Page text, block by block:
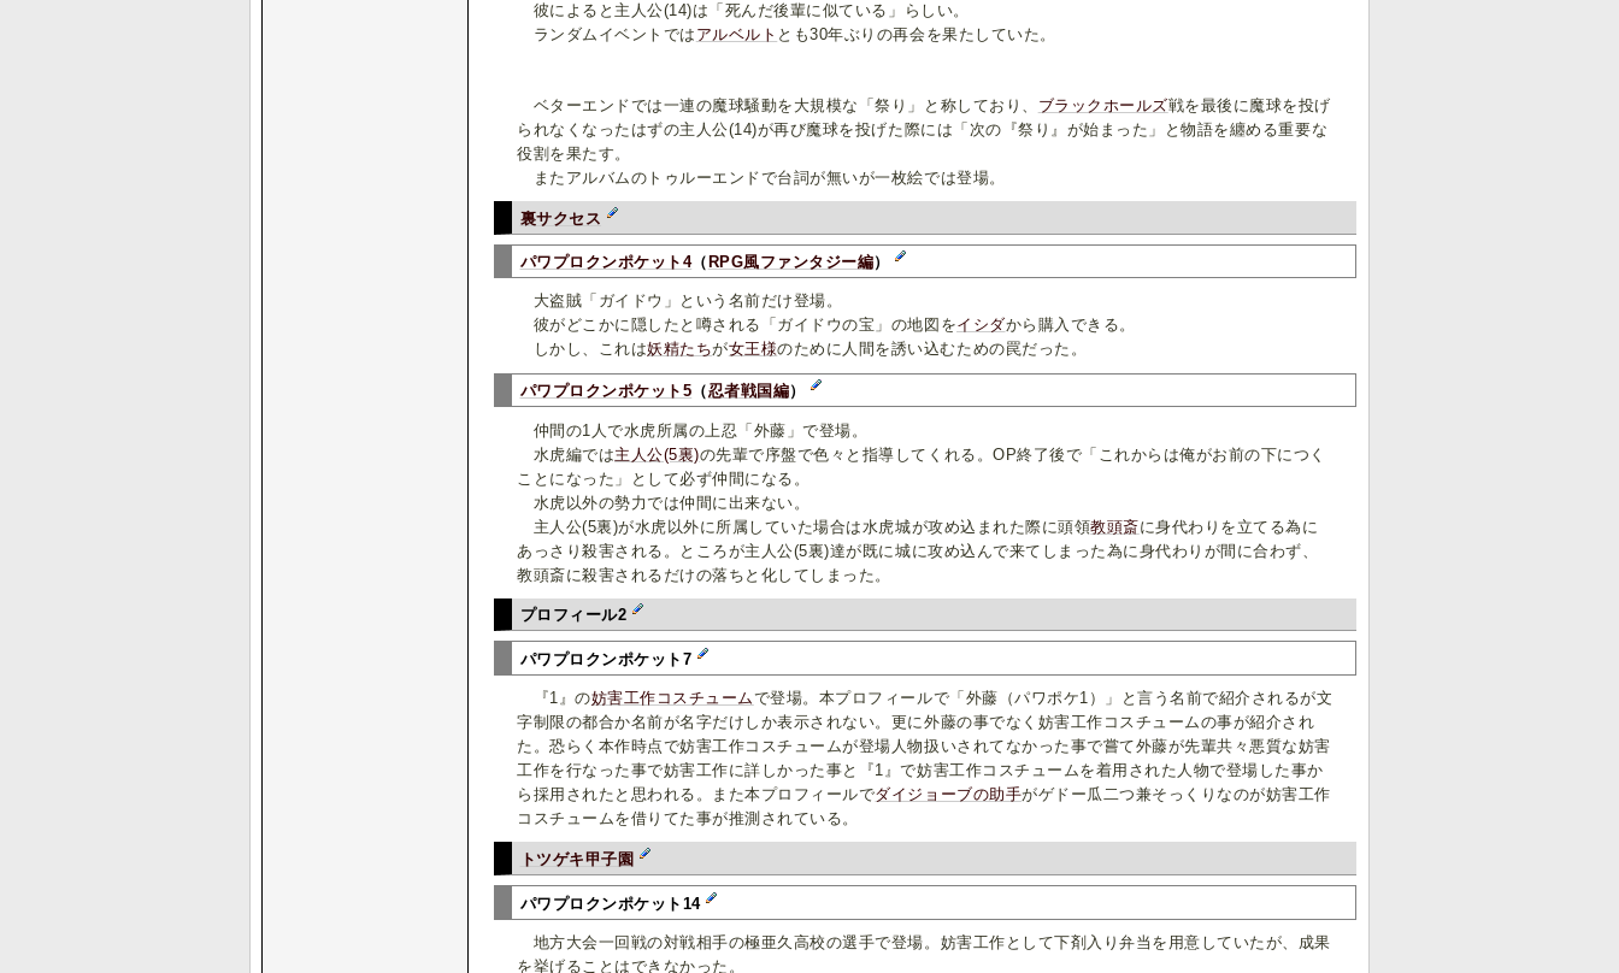
彼によると主人公(14)は「死んだ後輩に似ている」らしい。
ランダムイベントでは アルベルト とも30年ぶりの再会を果たしていた。
ベターエンドでは一連の魔球騒動を大規模な「祭り」と称しており、 ブラックホールズ戦を最後に魔球を投げ
られなくなったはずの主人公(14)が再び魔球を投げた際には「次の『祭り』が始まった」と物語を纏める重要な
役割を果たす。
またアルバムのトゥルーエンドで台詞が無いが一枚絵では登場。
裏サクセス
パワプロクンポケット4（ RPG風ファンタジー編）
大盗賊「ガイドウ」という名前だけ登場。
彼がどこかに隠したと噂される「ガイドウの宝」の地図をイシダから購入できる。
しかし、これは妖精たちが女王様のために人間を誘い込むための罠だった。
パワプロクンポケット5 （忍者戦国編）
仲間の1人で水虎所属の上忍「外藤」で登場。
水虎編では主人公(5裏)の先輩で序盤で色々と指導してくれる。OP終了後で「これからは俺がお前の下につく
ことになった」として必ず仲間になる。
水虎以外の勢力では仲間に出来ない。
主人公(5裏)が水虎以外に所属していた場合は水虎城が攻め込まれた際に頭領教頭斎に身代わりを立てる為に
あっさり殺害される。ところが主人公(5裏)達が既に城に攻め込んで来てしまった為に身代わりが間に合わず、
教頭斎に殺害されるだけの落ちと化してしまった。
プロフィール2
パワプロクンポケット7
『1』の妨害工作コスチュームで登場。本プロフィールで「外藤（パワポケ1）」と言う名前で紹介されるが文
字制限の都合か名前が名字だけしか表示されない。更に外藤の事でなく妨害工作コスチュームの事が紹介され
た。恐らく本作時点で妨害工作コスチュームが登場人物扱いされてなかった事で嘗て外藤が先輩共々悪質な妨害
工作を行なった事で妨害工作に詳しかった事と『1』で妨害工作コスチュームを着用された人物で登場した事か
ら採用されたと思われる。また本プロフィールでダイジョーブの助手がゲドー瓜二つ兼そっくりなのが妨害工作
コスチュームを借りてた事が推測されている。
トツゲキ甲子園
パワプロクンポケット14
地方大会一回戦の対戦相手の極亜久高校の選手で登場。妨害工作として下剤入り弁当を用意していたが、成果
を挙げることはできなかった。